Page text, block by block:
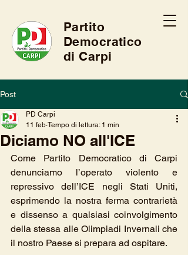
Partito
Democratico
di Carpi
Post
Diciamo NO all'ICE
PD Carpi
11 feb Tempo di lettura: 1 min
Come Partito Democratico di Carpi
denunciamo l’operato violento e
repressivo dell’ICE negli Stati Uniti,
esprimendo la nostra ferma contrarietà
e dissenso a qualsiasi coinvolgimento
della stessa alle Olimpiadi Invernali che
il nostro Paese si prepara ad ospitare.